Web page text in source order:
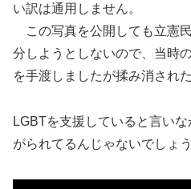
い訳は通用しません。
この写真を公開しても立憲
分しようとしないので、当時
を手渡しましたが揉み消され
LGBTを支援していると言い
がられてるんじゃないでしょう